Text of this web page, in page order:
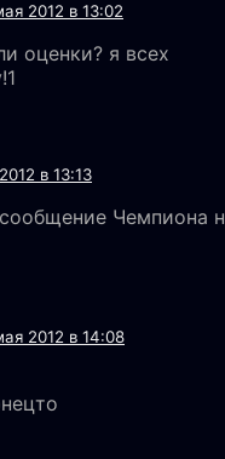
2012 в 13:02
оценки? я всех
в 13:13
Чемпиона
2012 в 14:08